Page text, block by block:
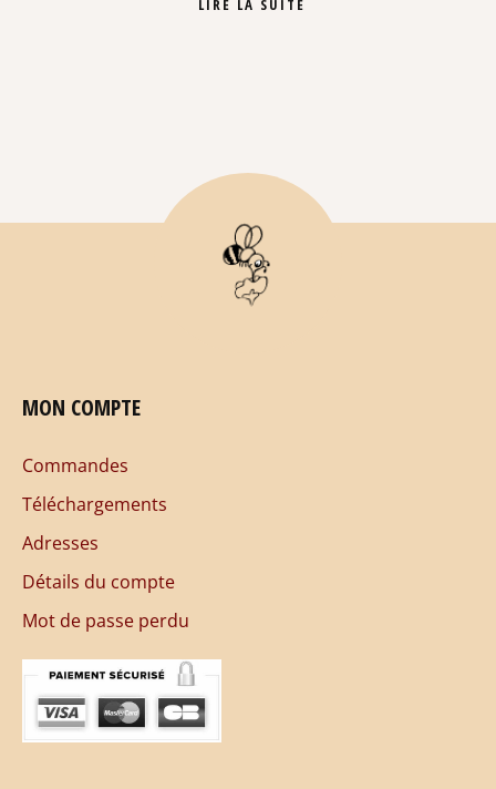
LIRE LA SUITE
MON COMPTE
Commandes
Téléchargements
Adresses
Détails du compte
Mot de passe perdu